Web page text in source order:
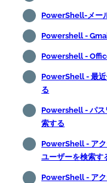
PowerShell-メー
Powershell -
Powershell -
PowerShell - 最
る
Powershell - パス
索する
PowerShell - ア
ユーザーを検索す
PowerShell - ア